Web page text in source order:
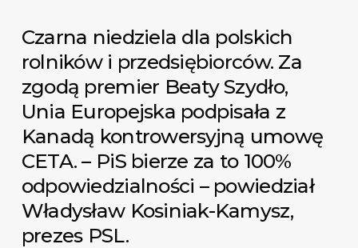
Czarna niedziela dla polskich
rolników i przedsiębiorców. Za
zgodą premier Beaty Szydło,
Unia Europejska podpisała z
Kanadą kontrowersyjną umowę
CETA. – PiS bierze za to 100%
odpowiedzialności – powiedział
Władysław Kosiniak-Kamysz,
prezes PSL.